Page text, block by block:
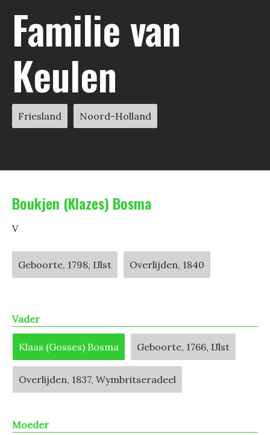
Familie van
Keulen
Friesland Noord-Holland
Boukjen (Klazes) Bosma
V
Geboorte, 1798, IJlst Overlijden, 1840
Vader
Klaas (Gosses) Bosma Geboorte, 1766, IJlst
Overlijden, 1837, Wymbritseradeel
Moeder